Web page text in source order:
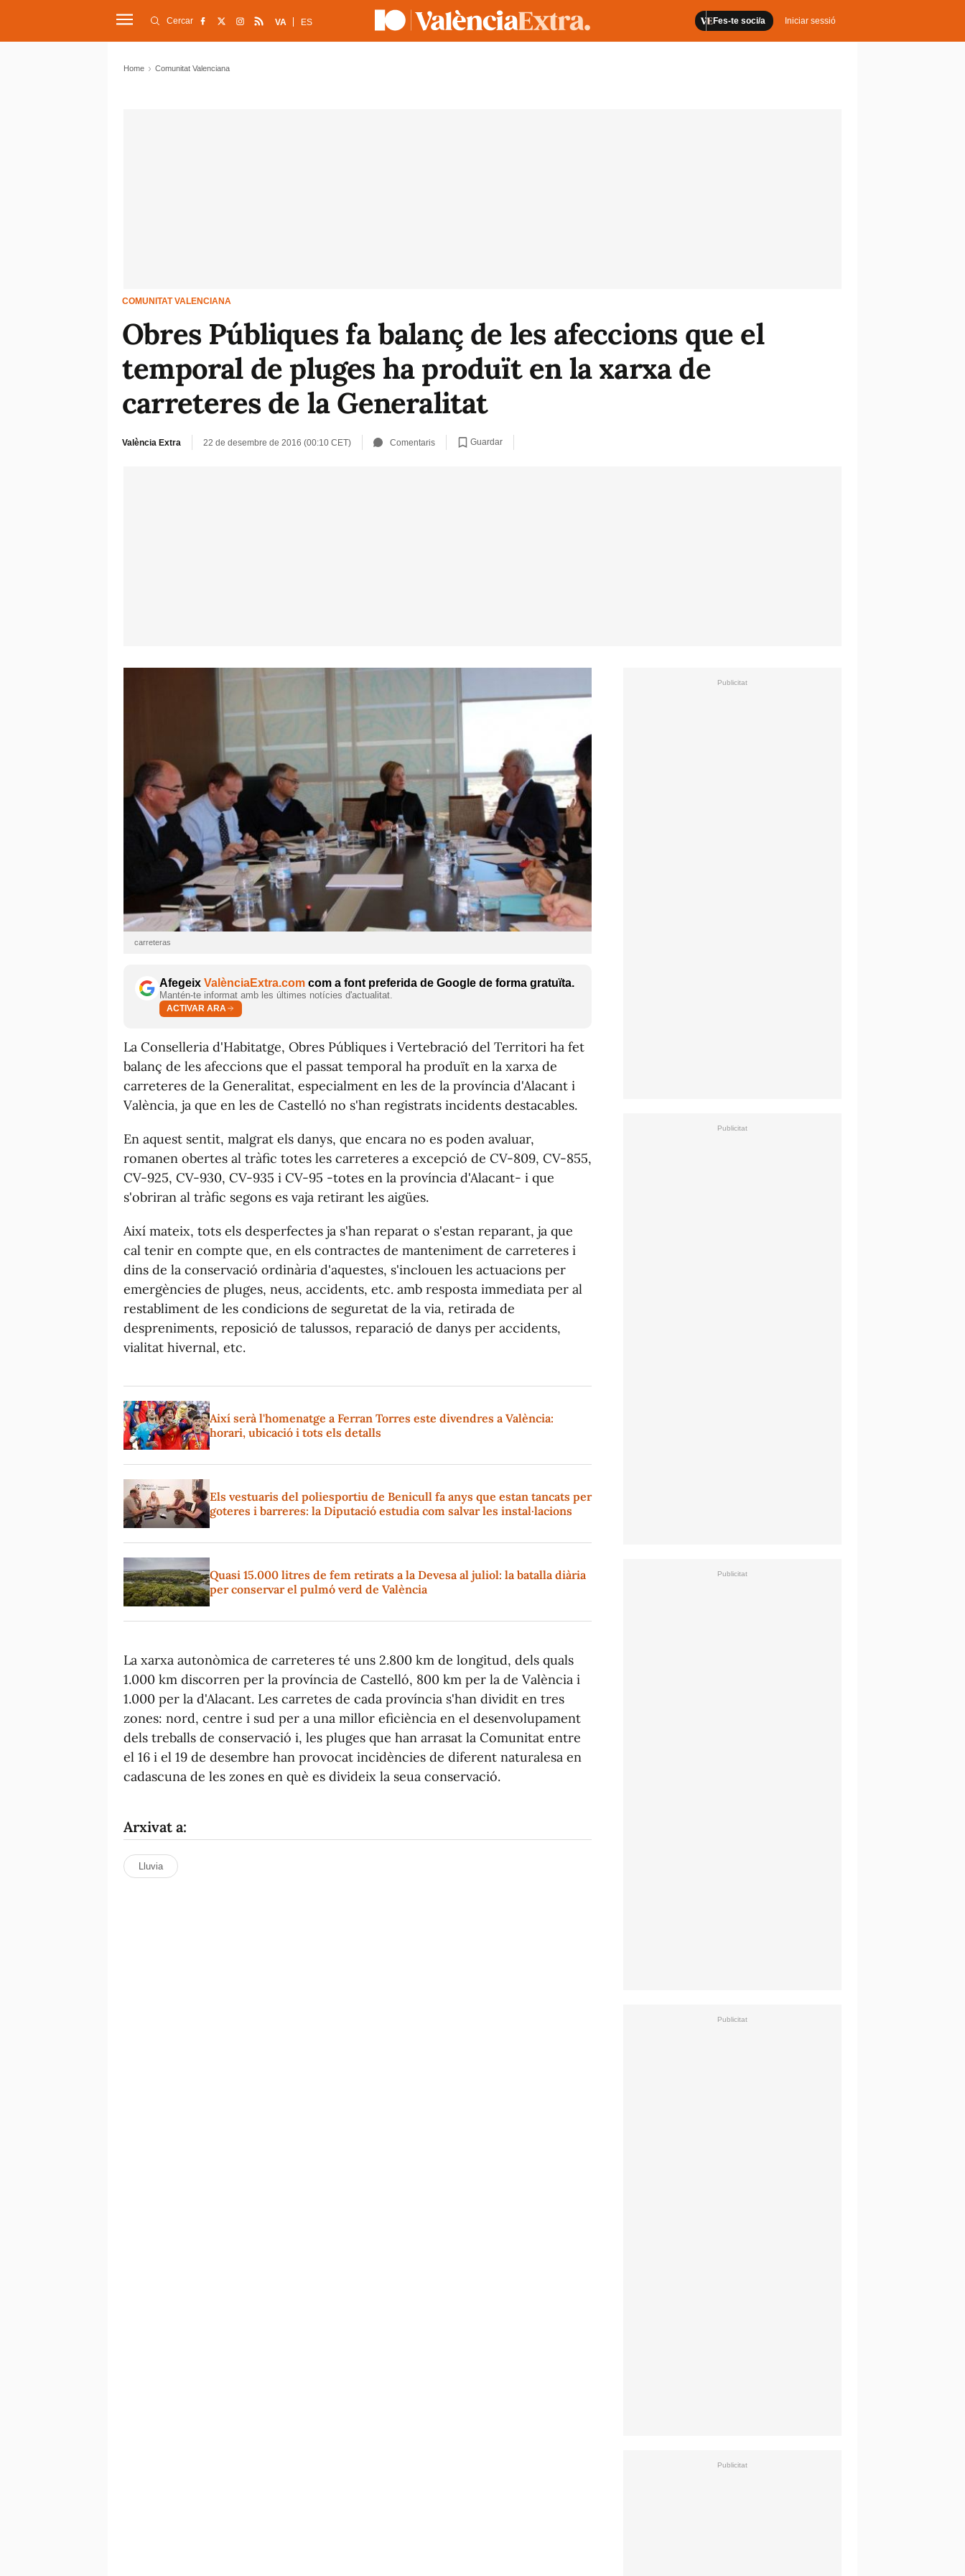
Fes-te soci/a Iniciar sessió
Cercar VA ES
Home Comunitat Valenciana
COMUNITAT VALENCIANA
Obres Públiques fa balanç de les afeccions que el
temporal de pluges ha produït en la xarxa de
carreteres de la Generalitat
València Extra 22 de desembre de 2016 (00:10 CET) Comentaris Guardar
carreteras
Afegeix ValènciaExtra.com com a font preferida de Google de forma gratuïta.
Mantén-te informat amb les últimes notícies d'actualitat.
ACTIVAR ARA
La Conselleria d'Habitatge, Obres Públiques i Vertebració del Territori ha fet
balanç de les afeccions que el passat temporal ha produït en la xarxa de
carreteres de la Generalitat, especialment en les de la província d'Alacant i
València, ja que en les de Castelló no s'han registrats incidents destacables.
En aquest sentit, malgrat els danys, que encara no es poden avaluar,
romanen obertes al tràfic totes les carreteres a excepció de CV-809, CV-855,
CV-925, CV-930, CV-935 i CV-95 -totes en la província d'Alacant- i que
s'obriran al tràfic segons es vaja retirant les aigües.
Així mateix, tots els desperfectes ja s'han reparat o s'estan reparant, ja que
cal tenir en compte que, en els contractes de manteniment de carreteres i
dins de la conservació ordinària d'aquestes, s'inclouen les actuacions per
emergències de pluges, neus, accidents, etc. amb resposta immediata per al
restabliment de les condicions de seguretat de la via, retirada de
despreniments, reposició de talussos, reparació de danys per accidents,
vialitat hivernal, etc.
Així serà l'homenatge a Ferran Torres este divendres a València:
horari, ubicació i tots els detalls
Els vestuaris del poliesportiu de Benicull fa anys que estan tancats per
goteres i barreres: la Diputació estudia com salvar les instal·lacions
Quasi 15.000 litres de fem retirats a la Devesa al juliol: la batalla diària
per conservar el pulmó verd de València
La xarxa autonòmica de carreteres té uns 2.800 km de longitud, dels quals
1.000 km discorren per la província de Castelló, 800 km per la de València i
1.000 per la d'Alacant. Les carretes de cada província s'han dividit en tres
zones: nord, centre i sud per a una millor eficiència en el desenvolupament
dels treballs de conservació i, les pluges que han arrasat la Comunitat entre
el 16 i el 19 de desembre han provocat incidències de diferent naturalesa en
cadascuna de les zones en què es divideix la seua conservació.
Arxivat a:
Lluvia